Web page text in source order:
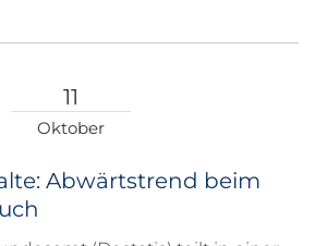
11
Oktober
Abwärtstrend beim